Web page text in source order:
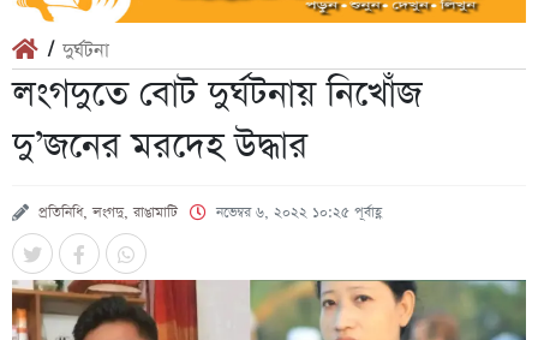
/ দুর্ঘটনা
লংগদুতে বোট দুর্ঘটনায় নিখোঁজ
দু’জনের মরদেহ উদ্ধার
প্রতিনিধি, লংগদু, রাঙামাটি নভেম্বর ৬, ২০২২ ১০:২৫ পূর্বাহ্ণ